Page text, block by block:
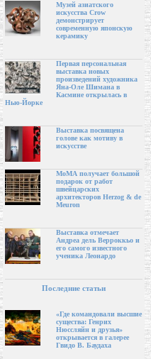
Музей азиатского
искусства Crow
демонстрирует
современную японскую
керамику
Первая персональная
выставка новых
произведений художника
Яна-Оле Шимана в
Касмине открылась в
Нью-Йорке
Выставка посвящена
голове как мотиву в
искусстве
МоМА получает большой
подарок от работ
швейцарских
архитекторов Herzog & de
Meuron
Выставка отмечает
Андреа дель Верроккьо и
его самого известного
ученика Леонардо
Последние статьи
«Где командовали высшие
существа: Генрих
Нюссляйн и друзья»
открывается в галерее
Гвидо В. Баудаха